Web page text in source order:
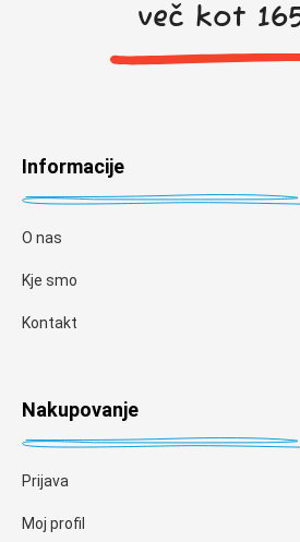
več kot
Informacije
O nas
Kje smo
Kontakt
Nakupovanje
Prijava
Moj profil